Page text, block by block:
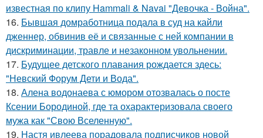
известная по клипу Hammali & Navai "Девочка - Война".
16. Бывшая домработница подала в суд на кайли
дженнер, обвинив её и связанные с ней компании в
дискриминации, травле и незаконном увольнении.
17. Будущее детского плавания рождается здесь:
"Невский Форум Дети и Вода".
18. Алена водонаева с юмором отозвалась о посте
Ксении Бородиной, где та охарактеризовала своего
мужа как "Свою Вселенную".
19. Настя ивлеева порадовала подписчиков новой